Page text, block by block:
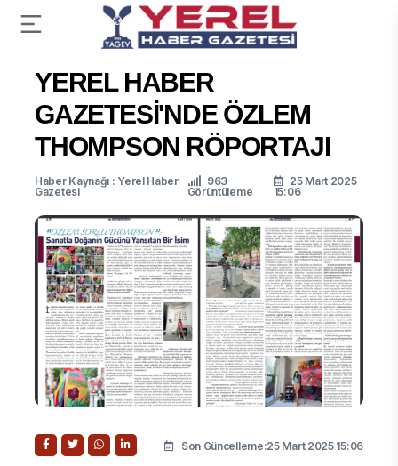
YEREL HABER
GAZETESİ'NDE ÖZLEM
THOMPSON RÖPORTAJI
Haber Kaynağı : Yerel Haber
Gazetesi
963
Görüntüleme
25 Mart 2025
15:06
Son Güncelleme:25 Mart 2025 15:06